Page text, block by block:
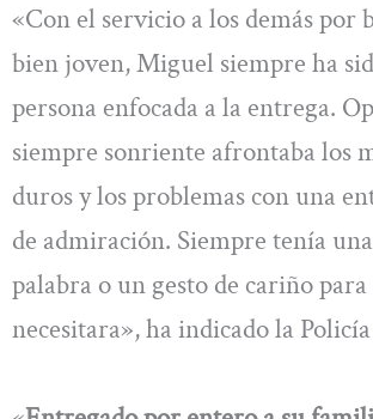
«Con el servicio a los demás por
bien joven, Miguel siempre ha
persona enfocada a la entrega.
siempre sonriente afrontaba los
duros y los problemas con una
de admiración. Siempre tenía
palabra o un gesto de cariño
necesitara», ha indicado la